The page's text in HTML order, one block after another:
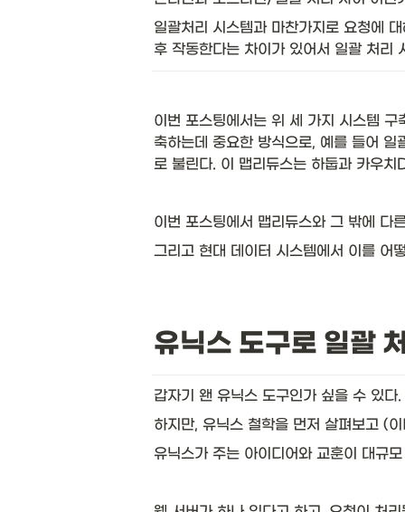
일괄처리 시스템과 마찬가지로 요청에
후 작동한다는 차이가 있어서 일괄 처리
이번 포스팅에서는 위 세 가지 시스템
축하는데 중요한 방식으로, 예를 들어
로 불린다. 이 맵리듀스는 하둡과 카우
이번 포스팅에서 맵리듀스와 그 밖에 다
그리고 현대 데이터 시스템에서 이를 어
유닉스 도구로 일괄
갑자기 왠 유닉스 도구인가 싶을 수 있다.
하지만, 유닉스 철학을 먼저 살펴보고 (
유닉스가 주는 아이디어와 교훈이 대규